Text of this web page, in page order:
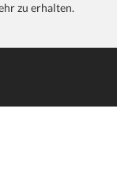
zu erhalten.